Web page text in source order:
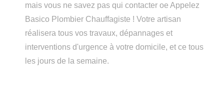
mais vous ne savez pas qui contacter oe Appelez
Basico Plombier Chauffagiste ! Votre artisan
réalisera tous vos travaux, dépannages et
interventions d'urgence à votre domicile, et ce tous
les jours de la semaine.